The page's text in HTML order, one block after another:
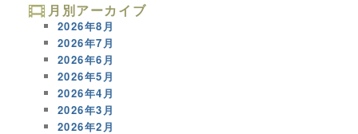
月別アーカイブ
2026年8月
2026年7月
2026年6月
2026年5月
2026年4月
2026年3月
2026年2月